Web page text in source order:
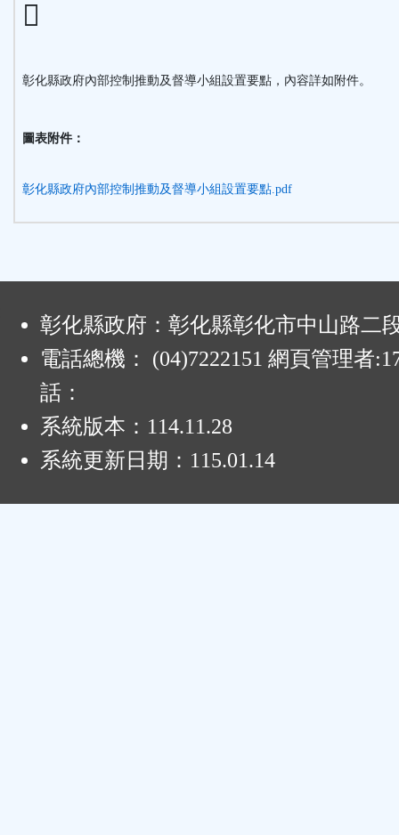
按
彰化縣政府內部控制推動及督導小組設置要點，內容詳如附件。
圖表附件：
彰化縣政府內部控制推動及督導小組設置要點.pdf
彰化縣政府：彰化縣彰化市中山路二
電話總機： (04)7222151 網頁管理者
話：
系統版本： 114.11.28
系統更新日期： 115.01.14